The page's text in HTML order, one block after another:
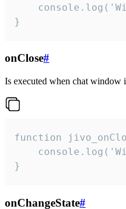
}
onClose#
Is executed when chat window
function
}
onChangeState#